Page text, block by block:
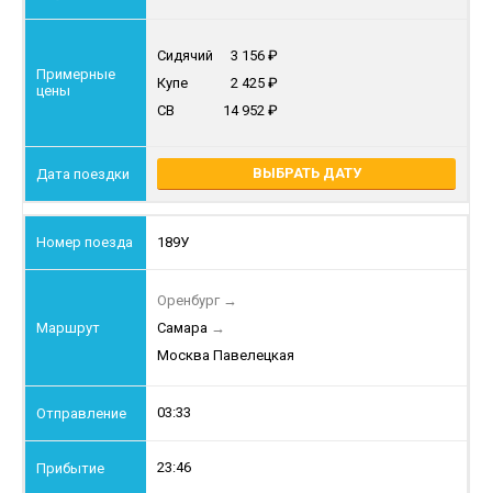
Сидячий
3 156
Купе
2 425
СВ
14 952
ВЫБРАТЬ ДАТУ
189У
Оренбург →
Самара →
Москва Павелецкая
03:33
23:46